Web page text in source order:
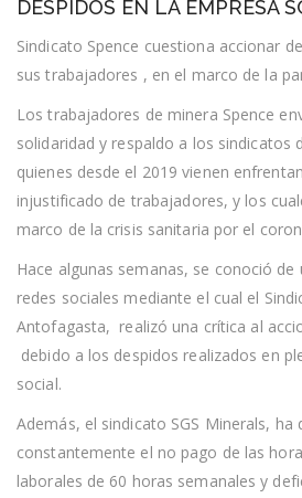
DESPIDOS EN LA EMPRESA
Sindicato Spence cuestiona accionar
sus trabajadores , en el marco de la
Los trabajadores de minera Spence
solidaridad y respaldo a los sindicatos
quienes desde el 2019 vienen
injustificado de trabajadores, y los
marco de la crisis sanitaria por el
Hace algunas semanas, se conoció
redes sociales mediante el cual el
Antofagasta, realizó una crítica al
debido a los despidos realizados en
social.
Además, el sindicato SGS Minerals, ha
constantemente el no pago de las
laborales de 60 horas semanales y